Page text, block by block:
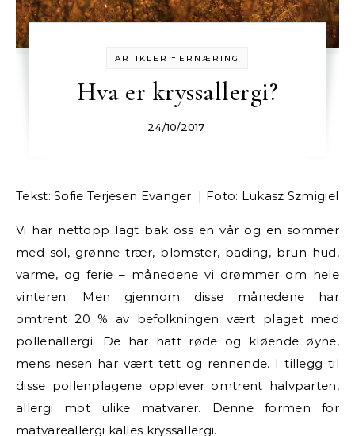
ARTIKLER - ERNÆRING
Hva er kryssallergi?
24/10/2017
Tekst: Sofie Terjesen Evanger | Foto: Lukasz Szmigiel
Vi har nettopp lagt bak oss en vår og en sommer
med sol, grønne trær, blomster, bading, brun hud,
varme, og ferie – månedene vi drømmer om hele
vinteren. Men gjennom disse månedene har
omtrent 20 % av befolkningen vært plaget med
pollenallergi. De har hatt røde og kløende øyne,
mens nesen har vært tett og rennende. I tillegg til
disse pollenplagene opplever omtrent halvparten,
allergi mot ulike matvarer. Denne formen for
matvareallergi kalles kryssallergi.